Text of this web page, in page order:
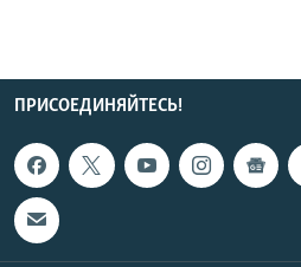
ПРИСОЕДИНЯЙТЕСЬ!